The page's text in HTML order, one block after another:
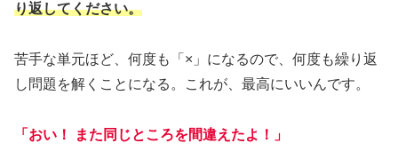
り返してください。
苦手な単元ほど、何度も「×」になるので、何度も繰り返
し問題を解くことになる。これが、最高にいいんです。
「おい！ また同じところを間違えたよ！」